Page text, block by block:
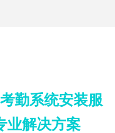
勤系统安装服
解决方案